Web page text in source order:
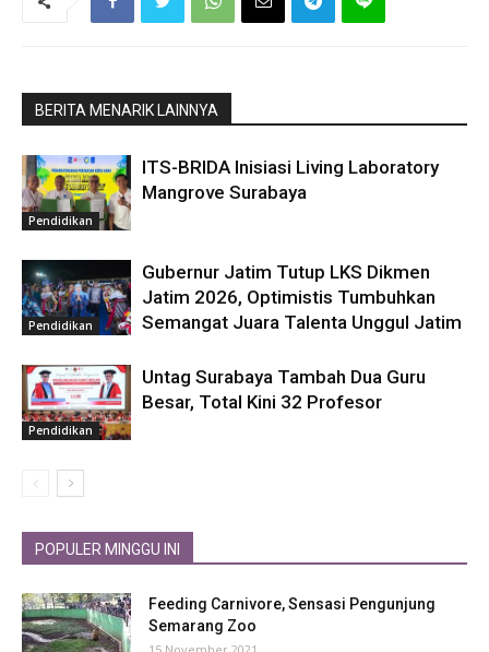
BERITA MENARIK LAINNYA
Pendidikan
ITS-BRIDA Inisiasi Living Laboratory
Mangrove Surabaya
Pendidikan
Gubernur Jatim Tutup LKS Dikmen
Jatim 2026, Optimistis Tumbuhkan
Semangat Juara Talenta Unggul Jatim
Pendidikan
Untag Surabaya Tambah Dua Guru
Besar, Total Kini 32 Profesor
POPULER MINGGU INI
Feeding Carnivore, Sensasi Pengunjung
Semarang Zoo